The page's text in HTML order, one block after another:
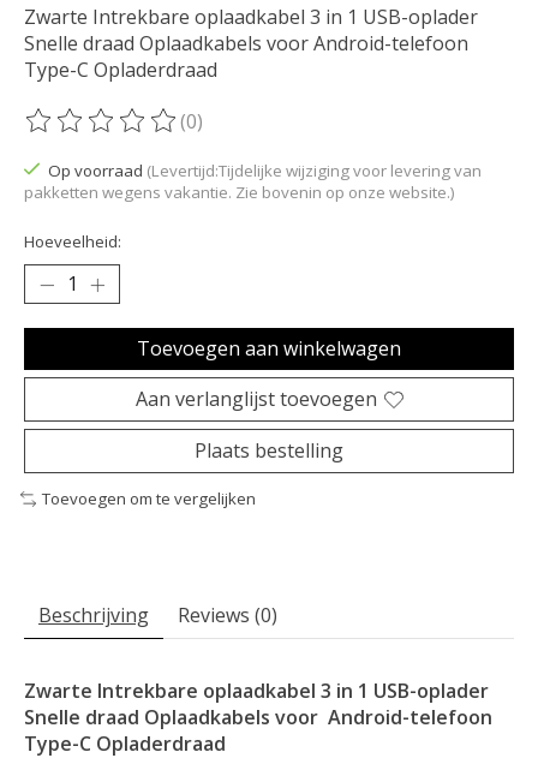
Zwarte Intrekbare oplaadkabel 3 in 1 USB-oplader
Snelle draad Oplaadkabels voor Android-telefoon
Type-C Opladerdraad
De beoordeling van dit product is
(0)
Op voorraad (Levertijd:Tijdelijke wijziging voor levering van
pakketten wegens vakantie. Zie bovenin op onze website.)
Hoeveelheid:
Toevoegen aan winkelwagen
Aan verlanglijst toevoegen
Plaats bestelling
Toevoegen om te vergelijken
Beschrijving Reviews (0)
Zwarte Intrekbare oplaadkabel 3 in 1 USB-oplader
Snelle draad Oplaadkabels voor Android-telefoon
Type-C Opladerdraad